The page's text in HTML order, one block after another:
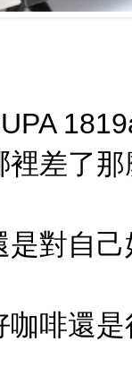
差了
對自
咖啡還